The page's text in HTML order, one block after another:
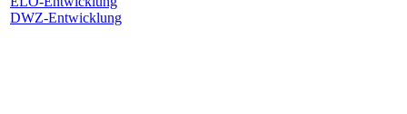
DWZ-Entwicklung